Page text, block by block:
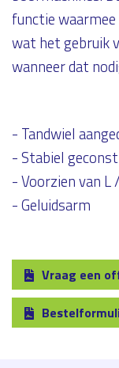
functie
wat het gebruik
wanneer dat
- Tandwiel
- Stabiel
- Voorzien van L
- Geluidsarm
Vraag een